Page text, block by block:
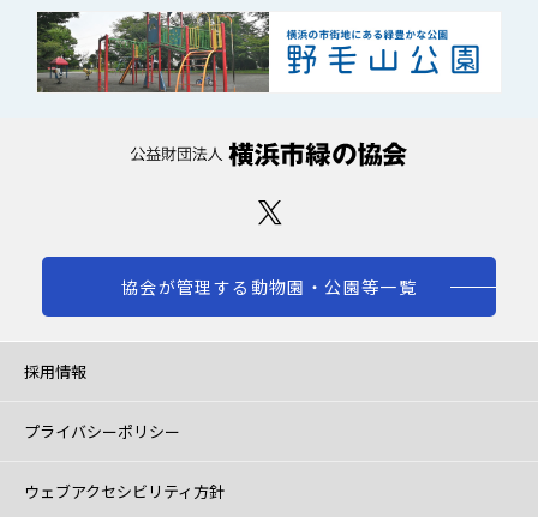
協会が管理する動物園・公園等一覧
採用情報
プライバシーポリシー
ウェブアクセシビリティ方針